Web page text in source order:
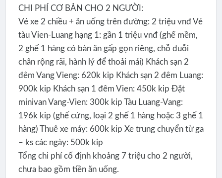
CHI PHÍ CƠ BẢN CHO 2 NGƯỜI:
Vé xe 2 chiều + ăn uống trên đường: 2 triệu vnđ Vé
tàu Vien-Luang hạng 1: gần 1 triệu vnđ (ghế mềm,
2 ghế 1 hàng có bàn ăn gấp gọn riêng, chỗ duỗi
chân rộng rãi, hành lý để thoải mái) Khách sạn 2
đêm Vang Vieng: 620k kip Khách sạn 2 đêm Luang:
900k kip Khách sạn 1 đêm Vien: 450k kip Đặt
minivan Vang-Vien: 300k kip Tàu Luang-Vang:
196k kip (ghế cứng, loại 2 ghế 1 hàng hoặc 3 ghế 1
hàng) Thuê xe máy: 600k kip Xe trung chuyển từ ga
– ks các ngày: 500k kip
Tổng chi phí cố định khoảng 7 triệu cho 2 người,
chưa bao gồm tiền ăn uống.